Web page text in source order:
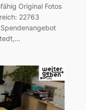
Original Fotos
22763